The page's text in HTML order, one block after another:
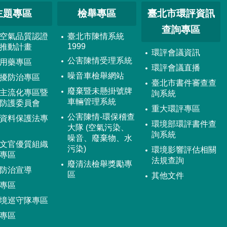
題專區
氣品質認證
動計畫
藥專區
防治專區
流化專區暨
護委員會
料保護法專
官優質組織
區
治宣導
區
巡守隊專區
區
檢舉專區
臺北市陳情系統
1999
公害陳情受理系統
噪音車檢舉網站
廢棄暨未懸掛號牌
車輛管理系統
公害陳情-環保稽查
大隊 (空氣污染、
噪音、廢棄物、水
污染)
廢清法檢舉獎勵專
區
臺北市環評資訊
查詢專區
環評會議資訊
環評會議直播
臺北市書件審查查
詢系統
重大環評專區
環境部環評書件查
詢系統
環境影響評估相關
法規查詢
其他文件